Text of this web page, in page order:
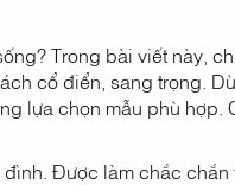
Trong bài viết này,
cổ điển, sang trọng.
lựa chọn mẫu phù hợp.
Được làm chắc chắn